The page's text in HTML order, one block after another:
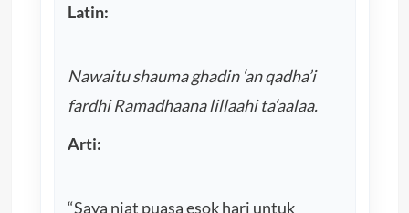
Latin:
Nawaitu shauma ghadin ‘an qadha’i
fardhi Ramadhaana lillaahi ta‘aalaa.
Arti:
“Saya niat puasa esok hari untuk